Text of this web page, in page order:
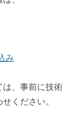
み
、事前に技術
ください。